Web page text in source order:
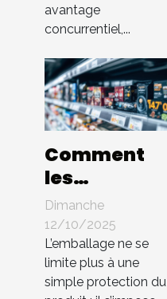
avantage
concurrentiel,...
Comment
les
innovations
en
packaging
influencent-
elles les
Dimanche
12/10/2025
L’emballage ne se
limite plus à une
simple protection du